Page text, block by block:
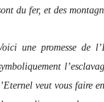
du fer, et des
une promesse de
veut vous faire